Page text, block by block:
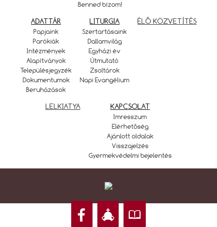
Benned bízom!
ADATTÁR
Papjaink
Parókiák
Intézmények
Alapítványok
Településjegyzék
Dokumentumok
Beruházások
LITURGIA
Szertartásaink
Dallamvilág
Egyházi év
Útmutató
Zsoltárok
Napi Evangélium
ÉLŐ KÖZVETÍTÉS
LELKIATYA KAPCSOLAT
Imresszum
Elérhetőség
Ajánlott oldalak
Visszajelzés
Gyermekvédelmi bejelentés